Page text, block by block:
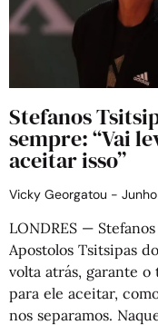
Stefanos
sempre: “Vai
aceitar isso”
Vicky Georgatou
LONDRES —
Apostolos Tsitsipas
volta atrás, garante
para ele aceitar,
nos separamos.